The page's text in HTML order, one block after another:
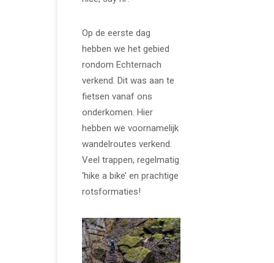
Op de eerste dag
hebben we het gebied
rondom Echternach
verkend. Dit was aan te
fietsen vanaf ons
onderkomen. Hier
hebben we voornamelijk
wandelroutes verkend.
Veel trappen, regelmatig
‘hike a bike’ en prachtige
rotsformaties!